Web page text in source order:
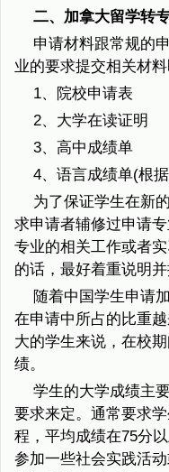
二、加拿大留学转
申请材料跟常规的
业的要求提交相关材
1、院校申请表
2、大学在读证明
3、高中成绩单
4、语言成绩单(根
为了保证学生在新
求申请者辅修过申请
专业的相关工作或者
的话，最好着重说明
随着中国学生申请
在申请中所占的比重
大的学生来说，在校
绩。
学生的大学成绩主
要求来定。通常要求
程，平均成绩在75分
参加一些社会实践活